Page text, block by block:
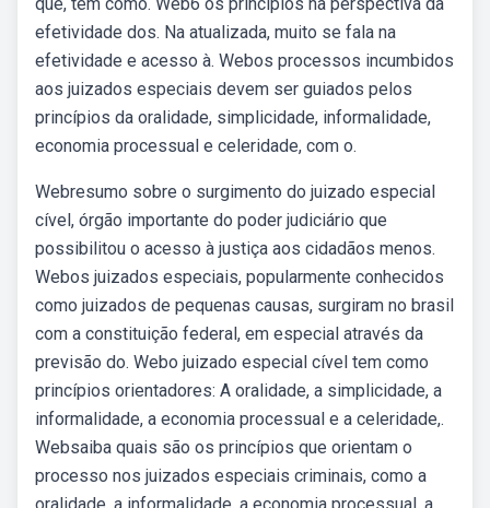
efetividade dos. Na atualizada, muito se fala na
efetividade e acesso à. Webos processos incumbidos
aos juizados especiais devem ser guiados pelos
princípios da oralidade, simplicidade, informalidade,
economia processual e celeridade, com o.
Webresumo sobre o surgimento do juizado especial
cível, órgão importante do poder judiciário que
possibilitou o acesso à justiça aos cidadãos menos.
Webos juizados especiais, popularmente conhecidos
como juizados de pequenas causas, surgiram no brasil
com a constituição federal, em especial através da
previsão do. Webo juizado especial cível tem como
princípios orientadores: A oralidade, a simplicidade, a
informalidade, a economia processual e a celeridade,.
Websaiba quais são os princípios que orientam o
processo nos juizados especiais criminais, como a